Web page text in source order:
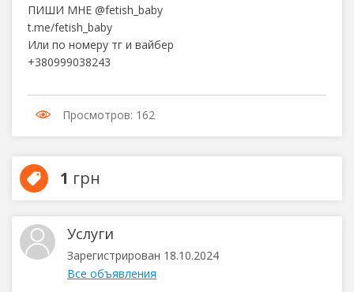
ПИШИ МНЕ @fetish_baby
t.me/fetish_baby
Или по номеру тг и вайбер
+380999038243
Просмотров: 162
1 грн
Услуги
Зарегистрирован 18.10.2024
Все объявления